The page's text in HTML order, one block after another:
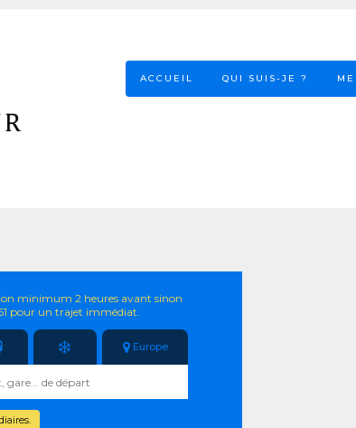
ACCUEIL QUI SUIS-JE ?
minimum 2 heures avant sinon
pour un trajet immédiat.
Europe